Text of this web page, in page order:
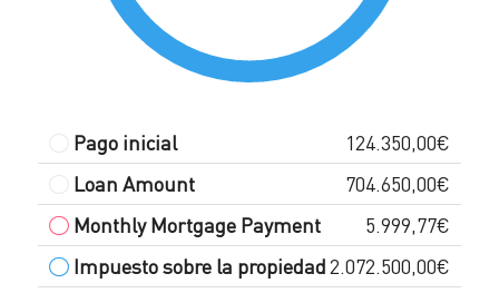
Pago inicial
124.350,00€
Loan Amount
704.650,00€
Monthly Mortgage Payment
5.999,77€
Impuesto sobre la propiedad 2.072.500,00€